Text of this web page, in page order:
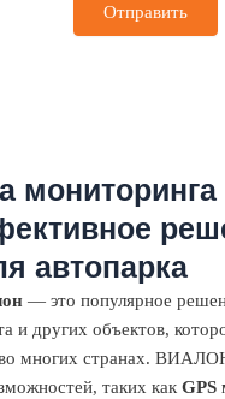
автопарка
— это популярное
и других объектов,
во многих странах.
таких как GPS